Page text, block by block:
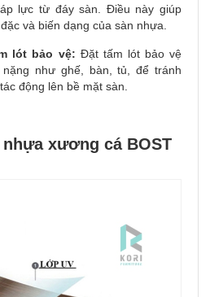
lực từ đáy sàn. Điều này giúp
và biến dạng của sàn nhựa.
lót bảo vệ: Đặt tấm lót bảo vệ
như ghế, bàn, tủ, để tránh
động lên bề mặt sàn.
xương cá BOST